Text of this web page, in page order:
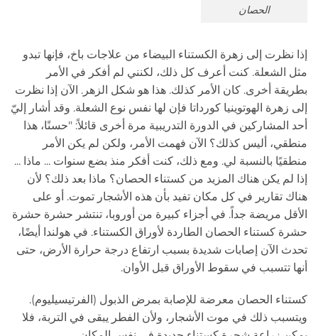
الحصان
إذا نظرت إلى زهرة الكستناء البيضاء من علاجات باخ، فإنها تبدو
مثل الشعلة. كنت أعرف كل ذلك، لكنني لم أفكر في الأمر
بطريقة أخرى. كان الأمر كذلك. هذا هو شكل الزهر. الآن إذا نظرت
إلى زهرة الهوتوينيا كورداتا فإن لها نفس نوع الشعلة. وقد أشار إليّ
أحد المشاركين في الدورة التدريبية مرة أخرى قائلاً: "حسنًا، هذا
منطقي، أليس كذلك؟ الآن فهمت الأمر، ولكن لم يكن الأمر
منطقيًا بالنسبة لي. ومع ذلك، كنت أفكر منذ بضع سنوات ... ماذا ...
إذا لم يكن هناك المزيد من كستناء الحصان؟ ماذا بعد ذلك؟ لأن
هناك تقارير في كل مكان تفيد بأن هذه الأشجار تموت. أو على
الأقل مريضة جداً. في أجزاء كبيرة من أوروبا، تنتشر حشرة حشرة
حشرة كستناء الحصان الطاردة لأوراق الكستناء. في هولندا أيضًا،
تحدث الآن إصابات شديدة بسبب ارتفاع درجة حرارة الأرض، حتى
أنها تتسبب في سقوط الأوراق قبل الأوان.
كستناء الحصان معرضة للإصابة بمرض الذبول (الفرتيسيليوم).
ويتسبب ذلك في موت الأشجار، ولأن الفطر يبقى في التربة، فلا